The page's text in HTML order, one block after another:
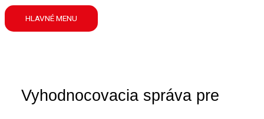
HLAVNÉ MENU
Vyhodnocovacia správa pre